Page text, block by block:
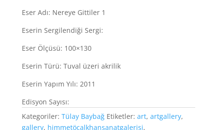
Eser Adı: Nereye Gittiler 1
Eserin Sergilendiği Sergi:
Eser Ölçüsü: 100×130
Eserin Türü: Tuval üzeri akrilik
Eserin Yapım Yılı: 2011
Edisyon Sayısı:
Kategoriler: Tülay Baybağ Etiketler: art, artgallery,
gallery, himmetöcalkhansanatgalerisi,